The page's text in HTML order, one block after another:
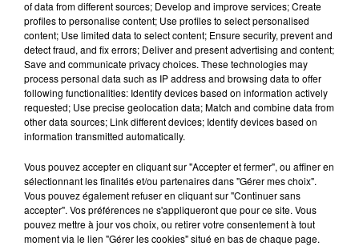
LOIRE : 4 NOUVEAUX FÉLINS DE CIRQUE
ACCUEILLIS À...
of data from different sources; Develop and improve services; Create
profiles to personalise content; Use profiles to select personalised
content; Use limited data to select content; Ensure security, prevent and
detect fraud, and fix errors; Deliver and present advertising and content;
Save and communicate privacy choices. These technologies may
process personal data such as IP address and browsing data to offer
following functionalities: Identify devices based on information actively
requested; Use precise geolocation data; Match and combine data from
other data sources; Link different devices; Identify devices based on
information transmitted automatically.
Vous pouvez accepter en cliquant sur "Accepter et fermer", ou affiner en
sélectionnant les finalités et/ou partenaires dans "Gérer mes choix".
Vous pouvez également refuser en cliquant sur "Continuer sans
accepter". Vos préférences ne s'appliqueront que pour ce site. Vous
pouvez mettre à jour vos choix, ou retirer votre consentement à tout
moment via le lien "Gérer les cookies" situé en bas de chaque page.